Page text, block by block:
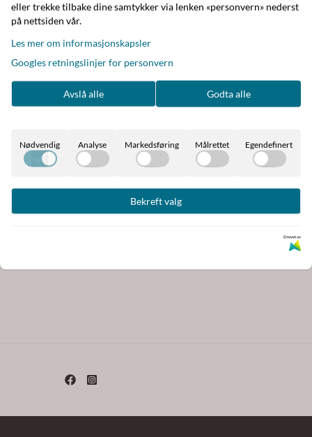
LIPPO Basic Plus 50 Pony
– Lett utedekken ...
eller trekke tilbake dine samtykker via lenken «personvern» nederst
på nettsiden vår.
Les mer om informasjonskapsler
Googles retningslinjer for personvern
Avslå alle Godta alle
Nødvendig Analyse Markedsføring Målrettet Egendefinert
Bekreft valg
Drevet av